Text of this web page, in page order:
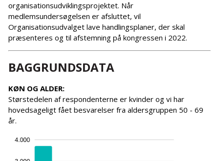
organisationsudviklingsprojektet. Når
medlemsundersøgelsen er afsluttet, vil
Organisationsudvalget lave handlingsplaner, der skal
præsenteres og til afstemning på kongressen i 2022.
BAGGRUNDSDATA
KØN OG ALDER:
Størstedelen af respondenterne er kvinder og vi har
hovedsageligt fået besvarelser fra aldersgruppen 50 - 69
år.